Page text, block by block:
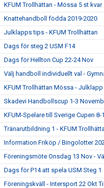
KFUM Trollhättan - Mössa 5 st kvar
Knattehandboll födda 2019-2020
Julklapps tips - KFUM Trollhättan
Dags för steg 2 USM F14
Dags för Hellton Cup 22-24 Nov
Välj handboll individuellt val -
KFUM Trollhättan Mössa - Julklapp
Skadevi Handbollscup 1-3
KFUM-Spelare till Sverige Cupen 8-
Tränarutbildning 1 - KFUM
Information Friköp / Bingolotter
Föreningsmöte Onsdag 13 Nov -
Dags för P14 att spela USM Steg 1
Föreningskväll - Intersport 22 Okt